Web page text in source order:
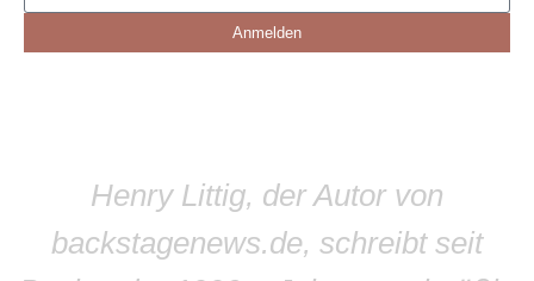
Anmelden
Henry Littig, der Autor von
backstagenews.de, schreibt seit